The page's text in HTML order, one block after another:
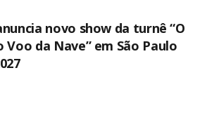
novo show da turnê “O
Voo da Nave” em São Paulo